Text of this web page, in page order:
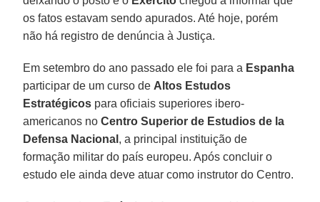
os fatos estavam sendo apurados. Até hoje, porém
não há registro de denúncia à Justiça.
Em setembro do ano passado ele foi para a Espanha
participar de um curso de Altos Estudos
Estratégicos para oficiais superiores ibero-
americanos noCentro Superior de Estudios de la
Defensa Nacional , a principal instituição de
formação militar do país europeu. Após concluir o
estudo ele ainda deve atuar como instrutor do Centro.